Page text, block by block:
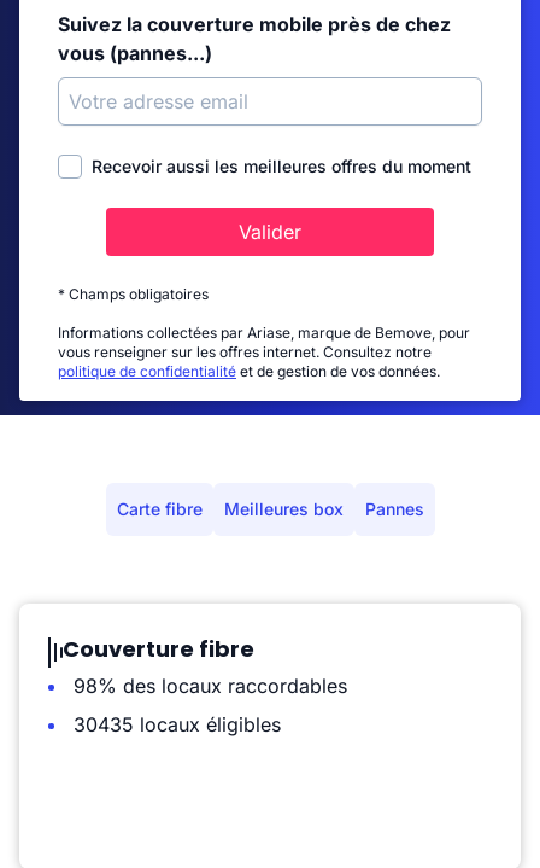
Suivez la couverture mobile près de chez
vous (pannes...)
Recevoir aussi les meilleures offres du moment
Valider
* Champs obligatoires
Informations collectées par Ariase, marque de Bemove, pour
vous renseigner sur les offres internet. Consultez notre
politique de confidentialité et de gestion de vos données.
Carte fibre Meilleures box Pannes
Couverture fibre
98% des locaux raccordables
30435 locaux éligibles